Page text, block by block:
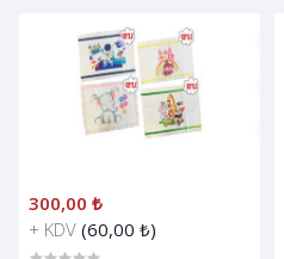
300,00 ₺
+ KDV (60,00 ₺)